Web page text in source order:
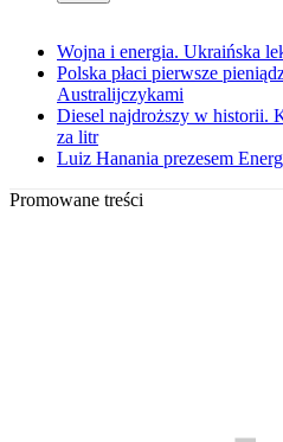
Wojna i energia. Ukraińska
Polska płaci pierwsze
Australijczykami
Diesel najdroższy w historii.
za litr
Luiz Hanania prezesem
Promowane treści